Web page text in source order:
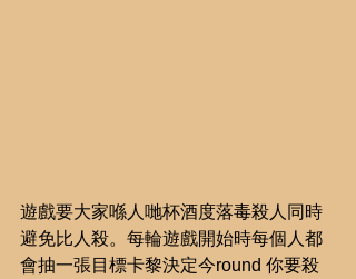
遊戲要大家喺人哋杯酒度落毒殺人同時
避免比人殺。每輪遊戲開始時每個人都
會抽一張目標卡黎決定今round 你要殺